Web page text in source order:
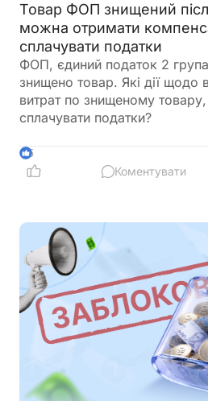
Товар ФОП знищений
можна отримати
сплачувати податки
ФОП, єдиний податок 2
знищено товар. Які дії щодо
витрат по знищеному
сплачувати податки?
5
Коментувати